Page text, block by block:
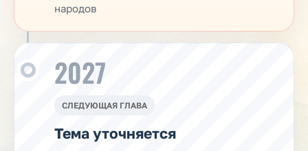
народов
2027
СЛЕДУЮЩАЯ ГЛАВА
Тема уточняется